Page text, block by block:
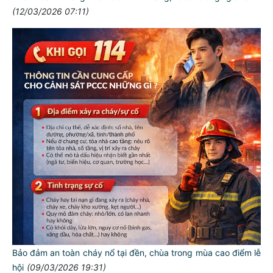
(12/03/2026 07:11)
Bảo đảm an toàn cháy nổ tại đền, chùa trong mùa cao điểm lễ
hội (09/03/2026 19:31)